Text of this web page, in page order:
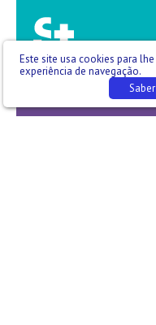
Notícias da Saúde -
Este site usa cookies para
experiência de navegação.